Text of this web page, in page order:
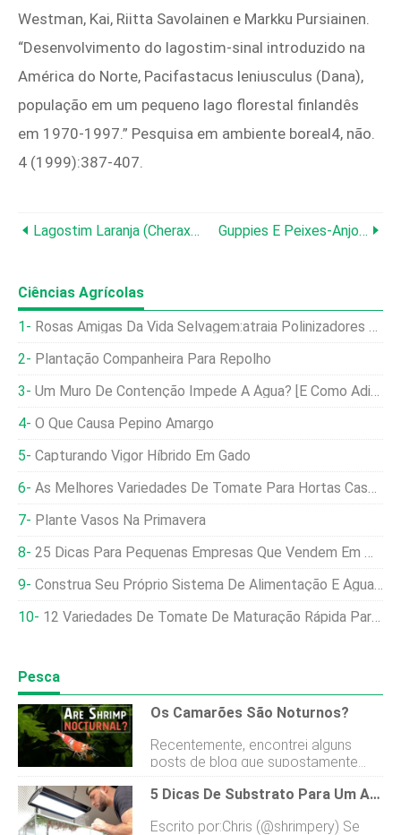
Westman, Kai, Riitta Savolainen e Markku Pursiainen.
“Desenvolvimento do lagostim-sinal introduzido na
América do Norte, Pacifastacus leniusculus (Dana),
população em um pequeno lago florestal finlandês
em 1970-1997.” Pesquisa em ambiente boreal4, não.
4 (1999):387‑407.
Lagostim Laranja (Cherax Holthuisi):Guia De Cuidados Especializados, Dieta E Criação Guppies E Peixes-Anjo Podem Viver Juntos? Insights De Especialistas Sobre Compatibilidade
Ciências Agrícolas
Rosas Amigas Da Vida Selvagem:atraia Polinizadores E Melhore O Seu Jardim
Plantação Companheira Para Repolho
Um Muro De Contenção Impede A Água? [E Como Adicionar Drenagem]
O Que Causa Pepino Amargo
Capturando Vigor Híbrido Em Gado
As Melhores Variedades De Tomate Para Hortas Caseiras:alto Rendimento E Resistente A Doenças
Plante Vasos Na Primavera
25 Dicas Para Pequenas Empresas Que Vendem Em Mercados Agrícolas
Construa Seu Próprio Sistema De Alimentação E Água De Baixa Manutenção
12 Variedades De Tomate De Maturação Rápida Para Produtores De Curta Temporada
Pesca
Os Camarões São Noturnos?
Recentemente, encontrei alguns
posts de blog que supostamente
respondem a essa pergunta simples
– “Os camarões são noturnos?”
alguns desses artigos eram bobas
5 Dicas De Substrato Para Um Aquário Plantado
Escrito por:Chris (@shrimpery) Se